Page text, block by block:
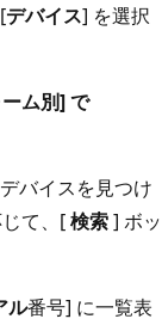
デバイス] を選択
ム別] で
バイスを見つけ
て、[検索] ボッ
ル番号] に一覧表